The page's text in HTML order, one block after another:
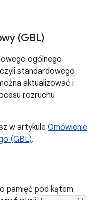
(GBL)
ogólnego
standardowego
aktualizować i
rozruchu
w artykule Omówienie
(GBL).
pamięć pod kątem